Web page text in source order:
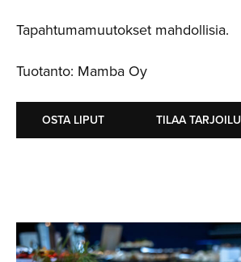
Tapahtumamuutokset mahdollisia.
Tuotanto: Mamba Oy
OSTA LIPUT TILAA TARJOILU